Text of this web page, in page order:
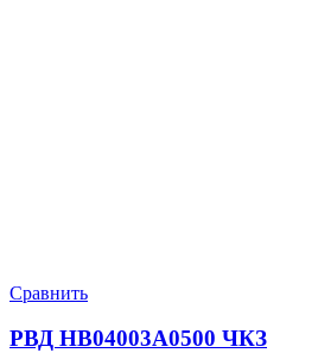
Сравнить
РВД HB04003A0500 ЧКЗ